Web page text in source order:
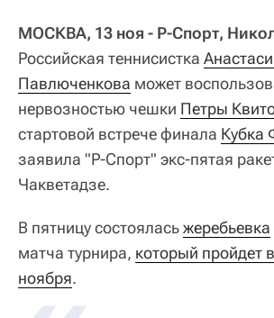
МОСКВА, 13 ноя - Р-Спорт,
Российская теннисистка
Павлюченкова может
нервозностью чешки Петры
стартовой встрече финала Кубка
заявила "Р-Спорт" экс-пятая
Чакветадзе.
В пятницу состояласьжеребьевка
матча турнира, который пройдет
ноября.